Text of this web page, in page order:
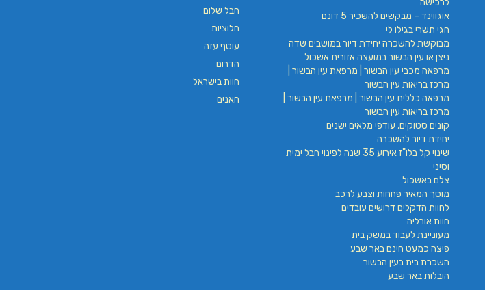
חבל שלום
חלוציות
עוטף עזה
הדרום
חוות בישראל
חאנים
לרכישה
אוגווינד – מבקשים להשכיר 5 דונם
חגי תשרי בגילו לי
מבוקשת להשכרה יחידת דיור במושבים שדה
ניצן או עין הבשור במועצה אזורית אשכול
מרפאה מכבי עין הבשור | מרפאת עין הבשור |
מרכז בריאות עין הבשור
מרפאה כללית עין הבשור | מרפאת עין הבשור |
מרכז בריאות עין הבשור
קונים סטוקים, עודפי מלאים ישנים
יחידת דיור להשכרה
שינוי קל בלו"ז אירוע 35 שנה לפינוי חבל ימית
וסיני
צלם באשכול
מוסך המאיר פחחות וצבע לרכב
לחוות הדקלים דרושים עובדים
חוות אורליה
מעוניינת לעבוד במשק בית
פיצה כמעט חינם באר שבע
השכרת בית בעין הבשור
הובלות באר שבע